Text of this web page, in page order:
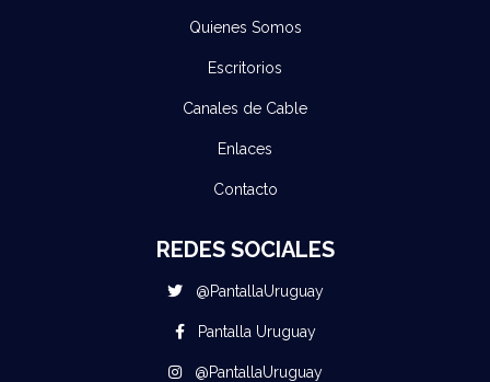
Quienes Somos
Escritorios
Canales de Cable
Enlaces
Contacto
REDES SOCIALES
@PantallaUruguay
Pantalla Uruguay
@PantallaUruguay